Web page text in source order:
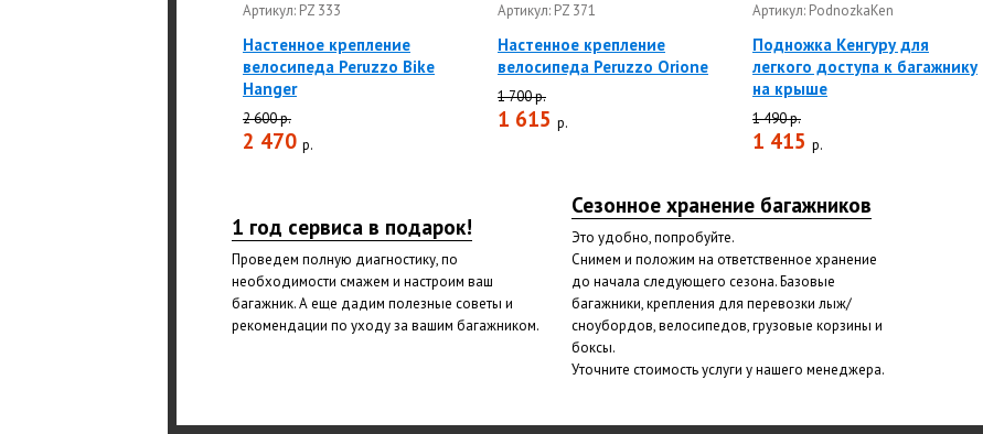
Артикул: PZ 333
Настенное крепление
велосипеда Peruzzo Bike
Hanger
2 600 р.
2 470 р.
Артикул: PZ 371
Настенное крепление
велосипеда Peruzzo Orione
1 700 р.
1 615 р.
Артикул: PodnozkaKen
Подножка Кенгуру для
легкого доступа к багажнику
на крыше
1 490 р.
1 415 р.
1 год сервиса в подарок!
Проведем полную диагностику, по
необходимости смажем и настроим ваш
багажник. А еще дадим полезные советы и
рекомендации по уходу за вашим багажником.
Сезонное хранение багажников
Это удобно, попробуйте.
Снимем и положим на ответственное хранение
до начала следующего сезона. Базовые
багажники, крепления для перевозки лыж/
сноубордов, велосипедов, грузовые корзины и
боксы.
Уточните стоимость услуги у нашего менеджера.